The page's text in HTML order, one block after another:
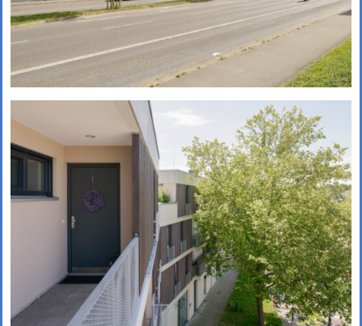
Quartier Green Campus
Leverkusen (1. Preis)
1. Preis in Leverkusen